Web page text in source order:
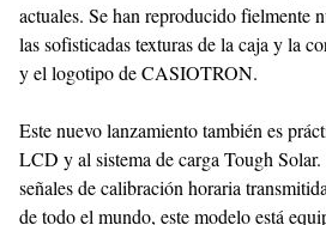
actuales. Se han reproducido fielmente
las sofisticadas texturas de la caja y la
y el logotipo de CASIOTRON.
Este nuevo lanzamiento también es
LCD y al sistema de carga Tough
señales de calibración horaria
de todo el mundo, este modelo está